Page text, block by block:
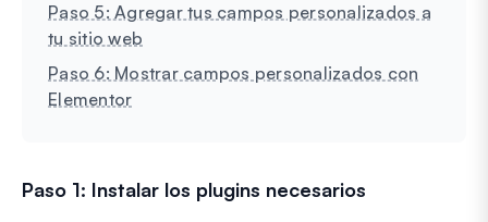
Paso 5: Agregar tus campos personalizados a
tu sitio web
Paso 6: Mostrar campos personalizados con
Elementor
Paso 1: Instalar los plugins necesarios